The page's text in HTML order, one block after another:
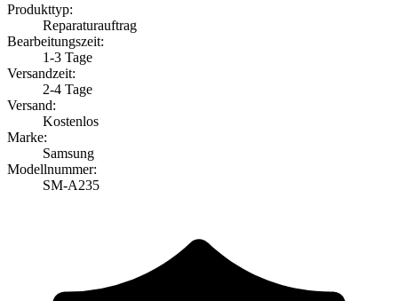
Produkttyp:
Reparaturauftrag
Bearbeitungszeit:
1-3 Tage
Versandzeit:
2-4 Tage
Versand:
Kostenlos
Marke:
Samsung
Modellnummer:
SM-A235